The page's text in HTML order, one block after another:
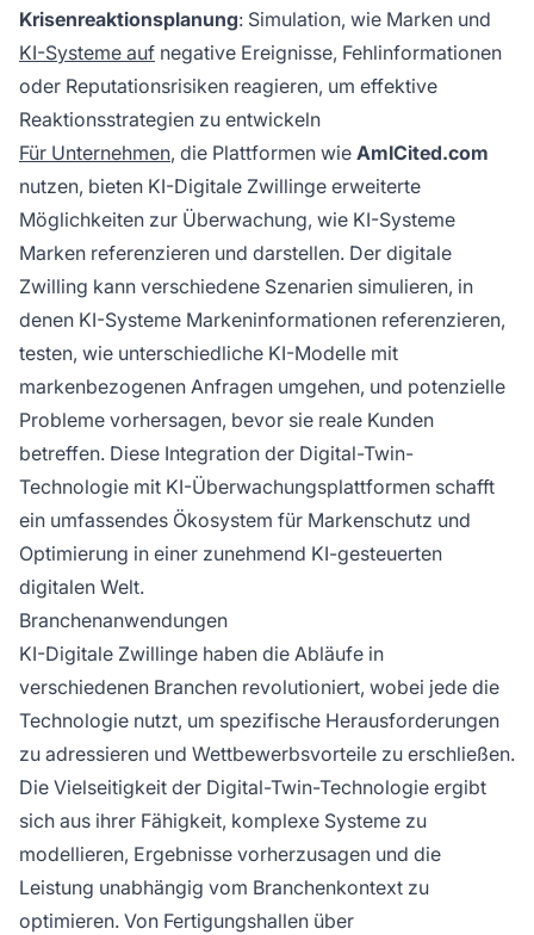
Krisenreaktionsplanung: Simulation, wie Marken und
KI-Systeme auf negative Ereignisse, Fehlinformationen
oder Reputationsrisiken reagieren, um effektive
Reaktionsstrategien zu entwickeln
Für Unternehmen, die Plattformen wie AmICited.com
nutzen, bieten KI-Digitale Zwillinge erweiterte
Möglichkeiten zur Überwachung, wie KI-Systeme
Marken referenzieren und darstellen. Der digitale
Zwilling kann verschiedene Szenarien simulieren, in
denen KI-Systeme Markeninformationen referenzieren,
testen, wie unterschiedliche KI-Modelle mit
markenbezogenen Anfragen umgehen, und potenzielle
Probleme vorhersagen, bevor sie reale Kunden
betreffen. Diese Integration der Digital-Twin-
Technologie mit KI-Überwachungsplattformen schafft
ein umfassendes Ökosystem für Markenschutz und
Optimierung in einer zunehmend KI-gesteuerten
digitalen Welt.
Branchenanwendungen
KI-Digitale Zwillinge haben die Abläufe in
verschiedenen Branchen revolutioniert, wobei jede die
Technologie nutzt, um spezifische Herausforderungen
zu adressieren und Wettbewerbsvorteile zu erschließen.
Die Vielseitigkeit der Digital-Twin-Technologie ergibt
sich aus ihrer Fähigkeit, komplexe Systeme zu
modellieren, Ergebnisse vorherzusagen und die
Leistung unabhängig vom Branchenkontext zu
optimieren. Von Fertigungshallen über